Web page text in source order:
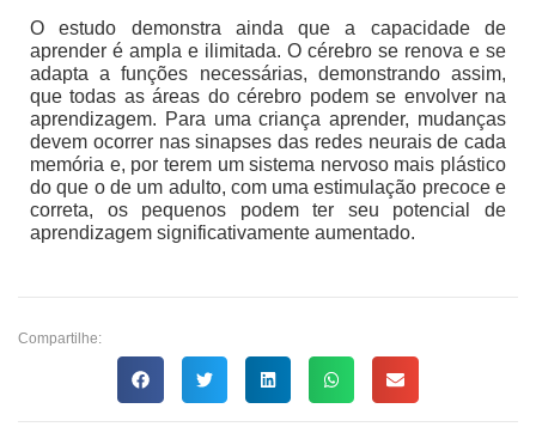
O estudo demonstra ainda que a capacidade de
aprender é ampla e ilimitada. O cérebro se renova e se
adapta a funções necessárias, demonstrando assim,
que todas as áreas do cérebro podem se envolver na
aprendizagem. Para uma criança aprender, mudanças
devem ocorrer nas sinapses das redes neurais de cada
memória e, por terem um sistema nervoso mais plástico
do que o de um adulto, com uma estimulação precoce e
correta, os pequenos podem ter seu potencial de
aprendizagem significativamente aumentado.
Compartilhe: